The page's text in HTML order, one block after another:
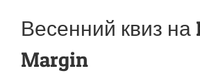
Весенний квиз на
Margin